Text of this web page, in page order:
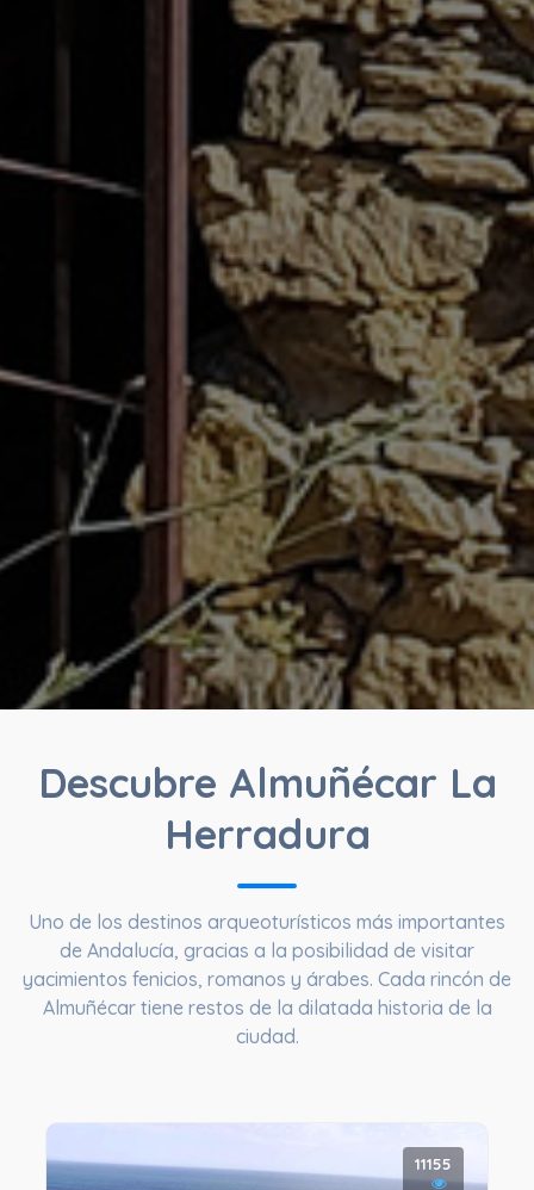
Descubre Almuñécar La
Herradura
Uno de los destinos arqueoturísticos más importantes
de Andalucía, gracias a la posibilidad de visitar
yacimientos fenicios, romanos y árabes. Cada rincón de
Almuñécar tiene restos de la dilatada historia de la
ciudad.
11155